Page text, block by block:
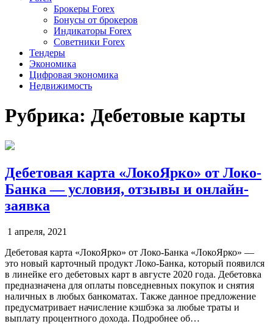
Брокеры Forex
Бонусы от брокеров
Индикаторы Forex
Советники Forex
Тендеры
Экономика
Цифровая экономика
Недвижимость
Рубрика: Дебетовые карты
Дебетовая карта «ЛокоЯрко» от Локо-
Банка — условия, отзывы и онлайн-
заявка
1 апреля, 2021
Дебетовая карта «ЛокоЯрко» от Локо-Банка «ЛокоЯрко» —
это новый карточный продукт Локо-Банка, который появился
в линейке его дебетовых карт в августе 2020 года. Дебетовка
предназначена для оплаты повседневных покупок и снятия
наличных в любых банкоматах. Также данное предложение
предусматривает начисление кэшбэка за любые траты и
выплату процентного дохода. Подробнее об…